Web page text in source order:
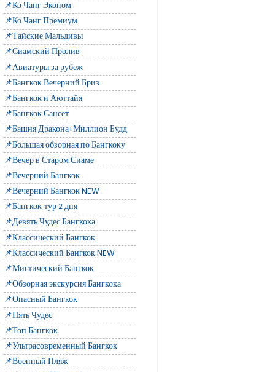
📌Ко Чанг Эконом
📌Ко Чанг Премиум
📌Тайские Мальдивы
📌Сиамский Пролив
📌Авиатуры за рубеж
📌Бангкок Вечерний Бриз
📌Бангкок и Аюттайя
📌Бангкок Сансет
📌Башня Дракона+Миллион Будд
📌Большая обзорная по Бангкоку
📌Вечер в Старом Сиаме
📌Вечерний Бангкок
📌Вечерний Бангкок NEW
📌Бангкок-тур 2 дня
📌Девять Чудес Бангкока
📌Классический Бангкок
📌Классический Бангкок NEW
📌Мистический Бангкок
📌Обзорная экскурсия Бангкока
📌Опасный Бангкок
📌Пять Чудес
📌Топ Бангкок
📌Ультрасовременный Бангкок
📌Военный Пляж